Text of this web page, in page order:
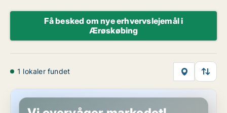
Få besked om nye erhvervslejemål i
Ærøskøbing
1 lokaler fundet
Restaurant i Ærøskøbing